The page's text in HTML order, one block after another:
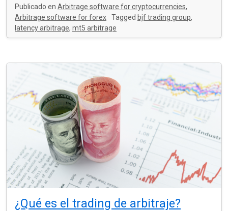
Publicado en Arbitrage software for cryptocurrencies,
Arbitrage software for forex
Tagged bjf trading group,
latency arbitrage, mt5 arbitrage
¿Qué es el trading de arbitraje?